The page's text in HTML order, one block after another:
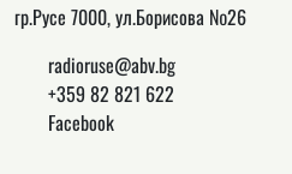
гр.Русе 7000, ул.Борисова №26
radioruse@abv.bg
+359 82 821 622
Facebook